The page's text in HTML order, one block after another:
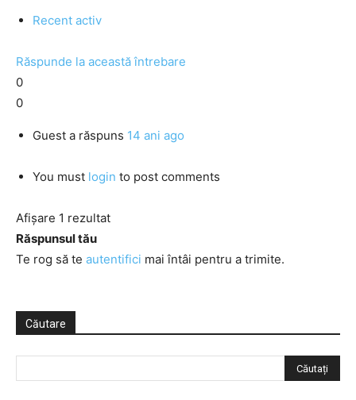
Recent activ
Răspunde la această întrebare
0
0
Guest a răspuns 14 ani ago
You must login to post comments
Afișare 1 rezultat
Răspunsul tău
Te rog să te autentifici mai întâi pentru a trimite.
Căutare